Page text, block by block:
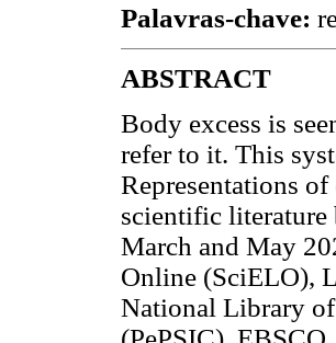
Palavras-chave:
ABSTRACT
Body excess is
refer to it. This
Representations
scientific literature
March and May
Online (SciELO),
National Library